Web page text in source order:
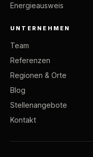
Energieausweis
UNTERNEHMEN
Team
Referenzen
Regionen & Orte
Blog
Stellenangebote
Kontakt